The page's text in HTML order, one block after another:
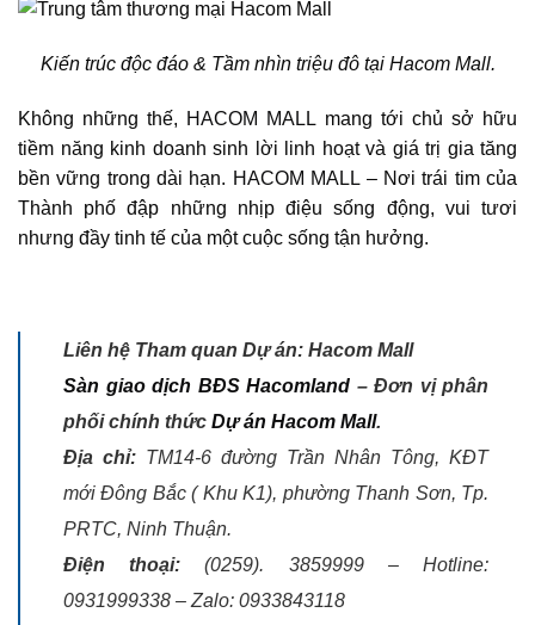
Kiến trúc độc đáo & Tầm nhìn triệu đô tại Hacom Mall.
Không những thế, HACOM MALL mang tới chủ sở hữu
tiềm năng kinh doanh sinh lời linh hoạt và giá trị gia tăng
bền vững trong dài hạn. HACOM MALL – Nơi trái tim của
Thành phố đập những nhịp điệu sống động, vui tươi
nhưng đầy tinh tế của một cuộc sống tận hưởng.
Liên hệ Tham quan Dự án: Hacom Mall
Sàn giao dịch BĐS Hacomland – Đơn vị phân
phối chính thức Dự án Hacom Mall.
Địa chỉ: TM14-6 đường Trần Nhân Tông, KĐT
mới Đông Bắc ( Khu K1), phường Thanh Sơn, Tp.
PRTC, Ninh Thuận.
Điện thoại: (0259). 3859999 – Hotline:
0931999338 – Zalo: 0933843118